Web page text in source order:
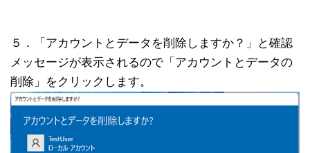
５．「アカウントとデータを削除しますか？」と確認
メッセージが表示されるので「アカウントとデータの
削除」をクリックします。